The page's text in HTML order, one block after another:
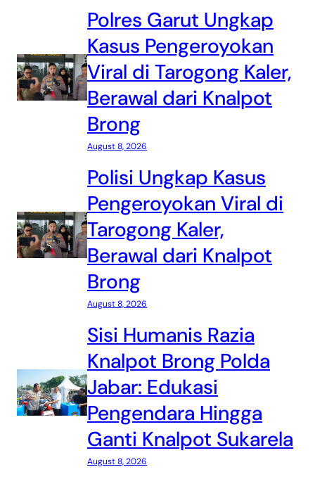
Polres Garut Ungkap
Kasus Pengeroyokan
Viral di Tarogong Kaler,
Berawal dari Knalpot
Brong
August 8, 2026
Polisi Ungkap Kasus
Pengeroyokan Viral di
Tarogong Kaler,
Berawal dari Knalpot
Brong
August 8, 2026
Sisi Humanis Razia
Knalpot Brong Polda
Jabar: Edukasi
Pengendara Hingga
Ganti Knalpot Sukarela
August 8, 2026